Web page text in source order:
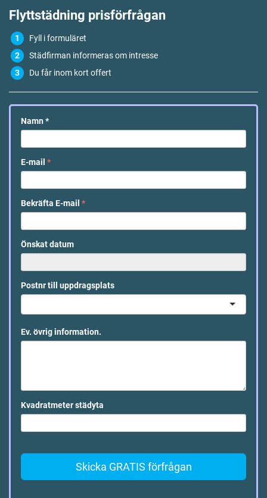
Flyttstädning prisförfrågan
Fyll i formuläret
Städfirman informeras om intresse
Du får inom kort offert
Namn *
E-mail *
Bekräfta E-mail *
Önskat datum
Postnr till uppdragsplats
Ev. övrig information.
Kvadratmeter städyta
Skicka GRATIS förfrågan